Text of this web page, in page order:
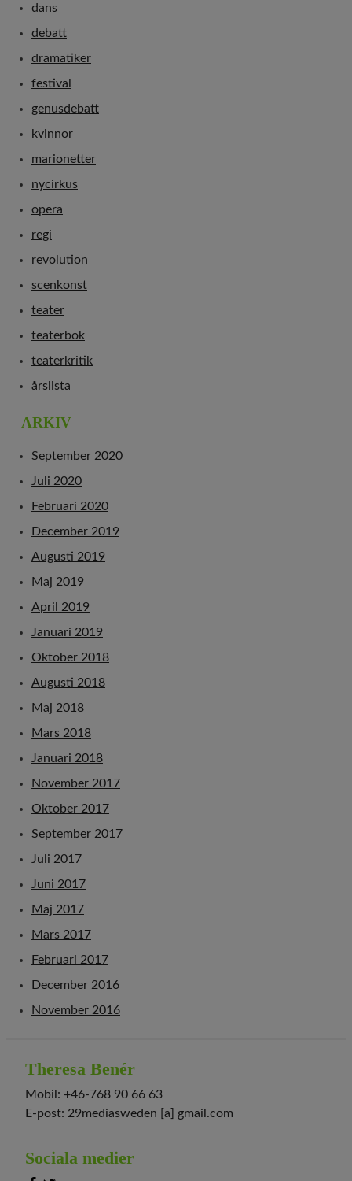
dans
debatt
dramatiker
festival
genusdebatt
kvinnor
marionetter
nycirkus
opera
regi
revolution
scenkonst
teater
teaterbok
teaterkritik
årslista
ARKIV
September 2020
Juli 2020
Februari 2020
December 2019
Augusti 2019
Maj 2019
April 2019
Januari 2019
Oktober 2018
Augusti 2018
Maj 2018
Mars 2018
Januari 2018
November 2017
Oktober 2017
September 2017
Juli 2017
Juni 2017
Maj 2017
Mars 2017
Februari 2017
December 2016
November 2016
Theresa Benér
Mobil: +46-768 90 66 63
E-post: 29mediasweden [a] gmail.com
Sociala medier